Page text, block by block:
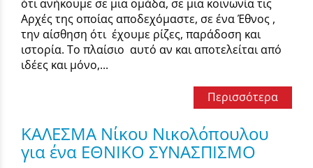
ότι ανήκουμε σε μια ομάδα, σε μια κοινωνία τις
Αρχές της οποίας αποδεχόμαστε, σε ένα Έθνος ,
την αίσθηση ότι έχουμε ρίζες, παράδοση και
ιστορία. Το πλαίσιο αυτό αν και αποτελείται από
ιδέες και μόνο,...
Περισσότερα
ΚΑΛΕΣΜΑ Νίκου Νικολόπουλου
για ένα ΕΘΝΙΚΟ ΣΥΝΑΣΠΙΣΜΟ